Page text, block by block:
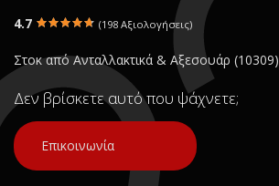
4.7 (198 Αξιολογήσεις)
Στοκ από Ανταλλακτικά & Αξεσουάρ (10309)
Δεν βρίσκετε αυτό που ψάχνετε;
Επικοινωνία